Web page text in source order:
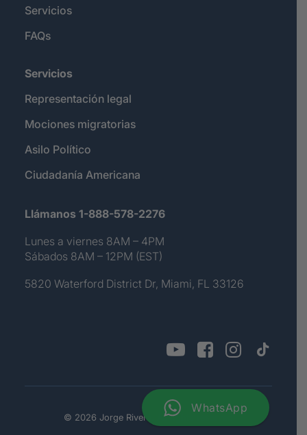
Servicios
FAQs
Servicios
Representación legal
Mociones migratorias
Asilo Político
Ciudadanía Americana
Llámanos 1-888-578-2276
Lunes a viernes 8AM – 4PM
Sábados 8AM – 12PM (EST)
5820 Waterford District Dr, Miami, FL 33126
© 2026 Jorge Rivera. All rights reserved
WhatsApp